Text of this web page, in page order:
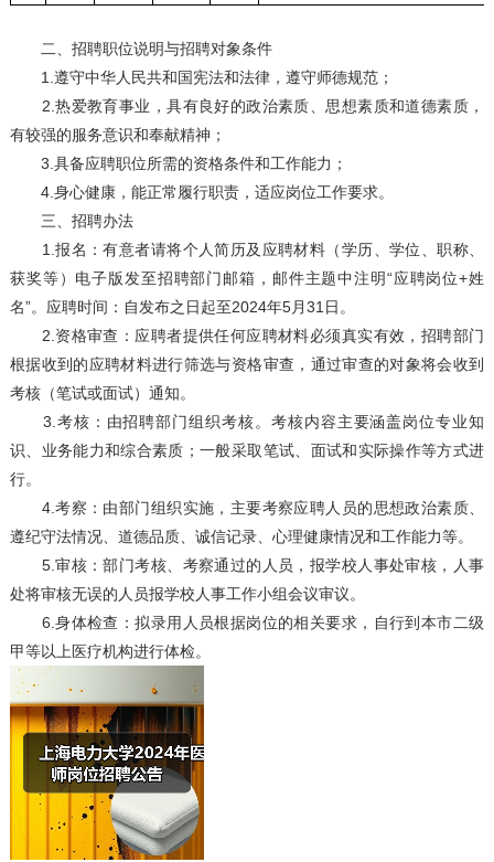
二、招聘职位说明与招聘对象条件
1.遵守中华人民共和国宪法和法律，遵守师德规范；
2.热爱教育事业，具有良好的政治素质、思想素质和道德素质，
有较强的服务意识和奉献精神；
3.具备应聘职位所需的资格条件和工作能力；
4.身心健康，能正常履行职责，适应岗位工作要求。
三、招聘办法
1.报名：有意者请将个人简历及应聘材料（学历、学位、职称、
获奖等）电子版发至招聘部门邮箱，邮件主题中注明“应聘岗位+姓
名”。应聘时间：自发布之日起至2024年5月31日。
2.资格审查：应聘者提供任何应聘材料必须真实有效，招聘部门
根据收到的应聘材料进行筛选与资格审查，通过审查的对象将会收到
考核（笔试或面试）通知。
3.考核：由招聘部门组织考核。考核内容主要涵盖岗位专业知
识、业务能力和综合素质；一般采取笔试、面试和实际操作等方式进
行。
4.考察：由部门组织实施，主要考察应聘人员的思想政治素质、
遵纪守法情况、道德品质、诚信记录、心理健康情况和工作能力等。
5.审核：部门考核、考察通过的人员，报学校人事处审核，人事
处将审核无误的人员报学校人事工作小组会议审议。
6.身体检查：拟录用人员根据岗位的相关要求，自行到本市二级
甲等以上医疗机构进行体检。